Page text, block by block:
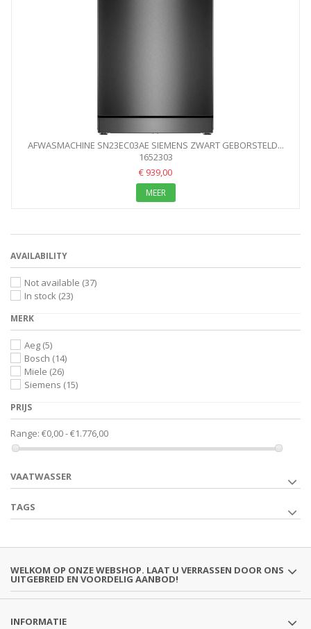
AFWASMACHINE SN23EC03AE SIEMENS ZWART GEBORSTELD...
1652303
€ 939,00
MEER
AVAILABILITY
Not available (37)
In stock (23)
MERK
Aeg (5)
Bosch (14)
Miele (26)
Siemens (15)
PRIJS
Range: €0,00 - €1.776,00
VAATWASSER
TAGS
WELKOM OP ONZE WEBSHOP. LAAT U VERRASSEN DOOR ONS
UITGEBREID EN VOORDELIG AANBOD!
INFORMATIE